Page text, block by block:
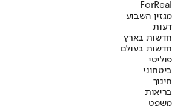
ForReal
מגזין השבוע
דעות
חדשות בארץ
חדשות בעולם
פוליטי
ביטחוני
חינוך
בריאות
משפט